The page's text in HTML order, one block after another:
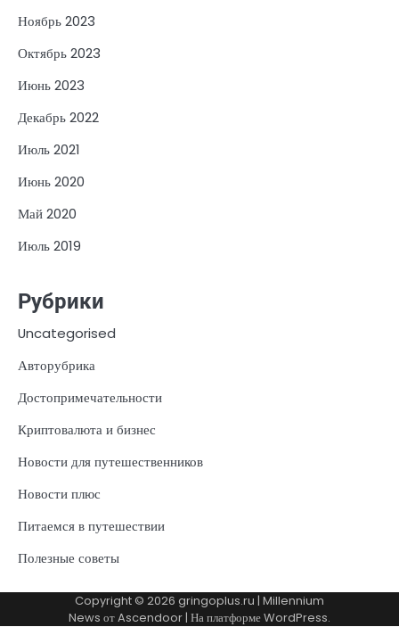
Ноябрь 2023
Октябрь 2023
Июнь 2023
Декабрь 2022
Июль 2021
Июнь 2020
Май 2020
Июль 2019
Рубрики
Uncategorised
Авторубрика
Достопримечательности
Криптовалюта и бизнес
Новости для путешественников
Новости плюс
Питаемся в путешествии
Полезные советы
Copyright © 2026 gringoplus.ru | Millennium
News отAscendoor| На платформеWordPress.